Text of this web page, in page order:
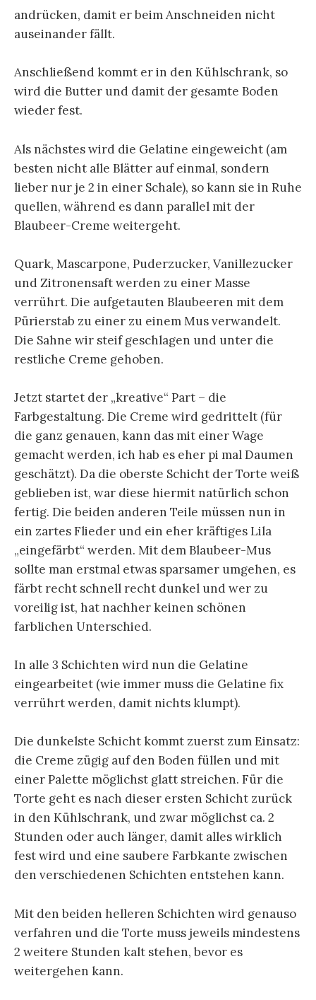
andrücken, damit er beim Anschneiden nicht
auseinander fällt.
Anschließend kommt er in den Kühlschrank, so
wird die Butter und damit der gesamte Boden
wieder fest.
Als nächstes wird die Gelatine eingeweicht (am
besten nicht alle Blätter auf einmal, sondern
lieber nur je 2 in einer Schale), so kann sie in Ruhe
quellen, während es dann parallel mit der
Blaubeer-Creme weitergeht.
Quark, Mascarpone, Puderzucker, Vanillezucker
und Zitronensaft werden zu einer Masse
verrührt. Die aufgetauten Blaubeeren mit dem
Pürierstab zu einer zu einem Mus verwandelt.
Die Sahne wir steif geschlagen und unter die
restliche Creme gehoben.
Jetzt startet der „kreative“ Part – die
Farbgestaltung. Die Creme wird gedrittelt (für
die ganz genauen, kann das mit einer Wage
gemacht werden, ich hab es eher pi mal Daumen
geschätzt). Da die oberste Schicht der Torte weiß
geblieben ist, war diese hiermit natürlich schon
fertig. Die beiden anderen Teile müssen nun in
ein zartes Flieder und ein eher kräftiges Lila
„eingefärbt“ werden. Mit dem Blaubeer-Mus
sollte man erstmal etwas sparsamer umgehen, es
färbt recht schnell recht dunkel und wer zu
voreilig ist, hat nachher keinen schönen
farblichen Unterschied.
In alle 3 Schichten wird nun die Gelatine
eingearbeitet (wie immer muss die Gelatine fix
verrührt werden, damit nichts klumpt).
Die dunkelste Schicht kommt zuerst zum Einsatz:
die Creme zügig auf den Boden füllen und mit
einer Palette möglichst glatt streichen. Für die
Torte geht es nach dieser ersten Schicht zurück
in den Kühlschrank, und zwar möglichst ca. 2
Stunden oder auch länger, damit alles wirklich
fest wird und eine saubere Farbkante zwischen
den verschiedenen Schichten entstehen kann.
Mit den beiden helleren Schichten wird genauso
verfahren und die Torte muss jeweils mindestens
2 weitere Stunden kalt stehen, bevor es
weitergehen kann.